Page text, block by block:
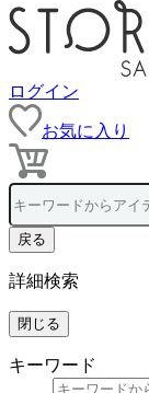
ログイン
お気に入り
戻る
詳細検索
閉じる
キーワード